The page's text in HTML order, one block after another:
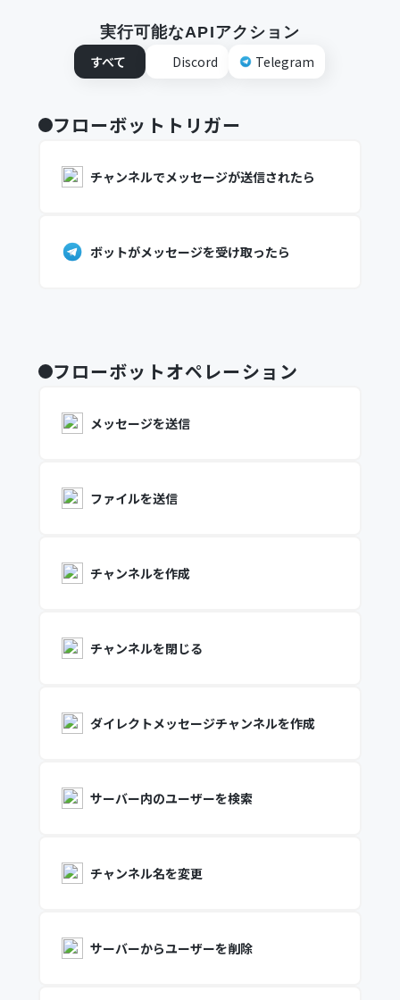
実行可能なAPIアクション
すべて
Discord Telegram
フローボットトリガー
チャンネルでメッセージが送信されたら
ボットがメッセージを受け取ったら
フローボットオペレーション
メッセージを送信
ファイルを送信
チャンネルを作成
チャンネルを閉じる
ダイレクトメッセージチャンネルを作成
サーバー内のユーザーを検索
チャンネル名を変更
サーバーからユーザーを削除